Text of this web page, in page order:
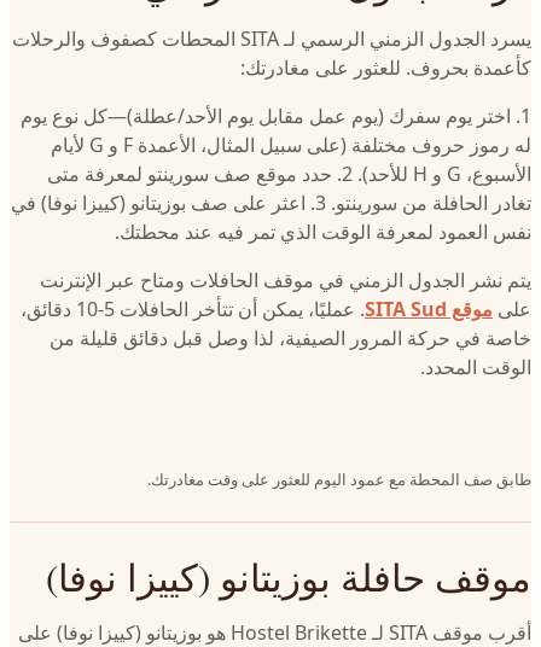
يسرد الجدول الزمني الرسمي لـ SITA المحطات كصفوف والرحلات
كأعمدة بحروف. للعثور على مغادرتك:
1. اختر يوم سفرك (يوم عمل مقابل يوم الأحد/عطلة)—كل نوع يوم
له رموز حروف مختلفة (على سبيل المثال، الأعمدة F و G لأيام
الأسبوع، G و H للأحد). 2. حدد موقع صف سورينتو لمعرفة متى
تغادر الحافلة من سورينتو. 3. اعثر على صف بوزيتانو (كييزا نوفا) في
نفس العمود لمعرفة الوقت الذي تمر فيه عند محطتك.
يتم نشر الجدول الزمني في موقف الحافلات ومتاح عبر الإنترنت
على موقع SITA Sud
. عمليًا، يمكن أن تتأخر الحافلات 5-10 دقائق،
خاصة في حركة المرور الصيفية، لذا وصل قبل دقائق قليلة من
الوقت المحدد.
طابق صف المحطة مع عمود اليوم للعثور على وقت مغادرتك.
موقف حافلة بوزيتانو (كييزا نوفا)
أقرب موقف SITA لـ Hostel Brikette هو بوزيتانو (كييزا نوفا) على